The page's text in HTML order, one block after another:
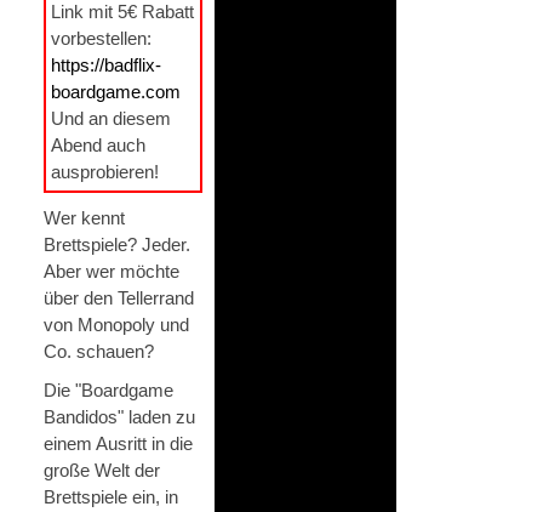
Link mit 5€ Rabatt
vorbestellen:
https://badflix-
boardgame.com
Und an diesem
Abend auch
ausprobieren!
Wer kennt
Brettspiele? Jeder.
Aber wer möchte
über den Tellerrand
von Monopoly und
Co. schauen?
Die "Boardgame
Bandidos" laden zu
einem Ausritt in die
große Welt der
Brettspiele ein, in